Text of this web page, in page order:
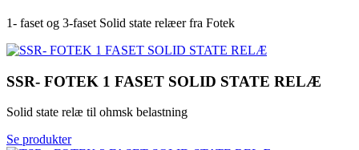
1- faset og 3-faset Solid state relæer fra Fotek
SSR- FOTEK 1 FASET SOLID STATE RELÆ
Solid state relæ til ohmsk belastning
Se produkter